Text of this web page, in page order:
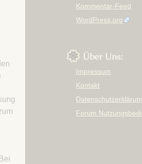
Kommentar-Feed
WordPress.org
Über Uns:
Impressum
Kontakt
Forum